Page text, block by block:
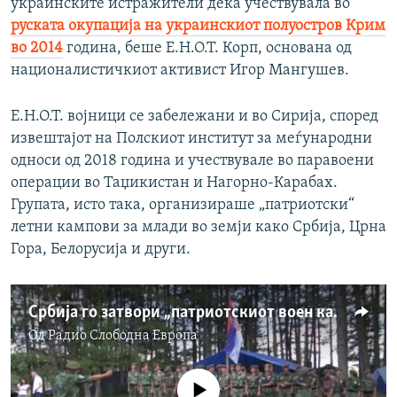
украинските истражители дека учествувала во
руската окупација на украинскиот полуостров Крим
во 2014 година, беше Е.Н.О.Т. Корп, основана од
националистичкиот активист Игор Мангушев.
Е.Н.О.Т. војници се забележани и во Сирија, според
извештајот на Полскиот институт за меѓународни
односи од 2018 година и учествувале во паравоени
операции во Таџикистан и Нагорно-Карабах.
Групата, исто така, организираше „патриотски“
летни кампови за млади во земји како Србија, Црна
Гора, Белорусија и други.
Србија го затвори „патриотскиот воен камп за млади“
ОдРадио Слободна Eвропа
No media source currently available